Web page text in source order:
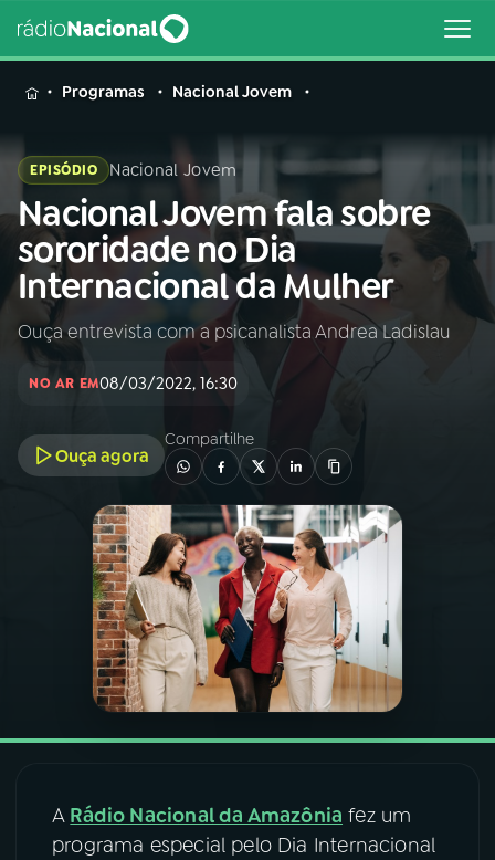
MENU
Buscar
na
Rádio
Nacional
Buscar
AO VIVO
02A RÁDIO
PROGRAMAÇÃO
PROGRAMAS
PODCASTS
07ÚLTIMAS
Programas Nacional Jovem
EPISÓDIO Nacional Jovem
Nacional Jovem fala sobre
sororidade no Dia
Internacional da Mulher
Ouça entrevista com a psicanalista Andrea Ladislau
NO AR EM08/03/2022, 16:30
Ouça agora
Compartilhe
A Rádio Nacional da Amazônia fez um
programa especial pelo Dia Internacional